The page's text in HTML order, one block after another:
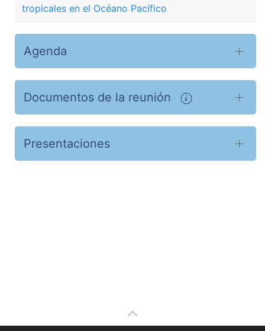
tropicales en el Océano Pacífico
Agenda
Documentos de la reunión
Presentaciones